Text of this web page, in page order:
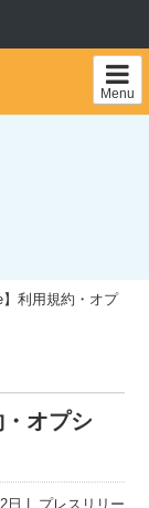
Menu
】利用規約・オプ
・オプシ
日
プレスリリー